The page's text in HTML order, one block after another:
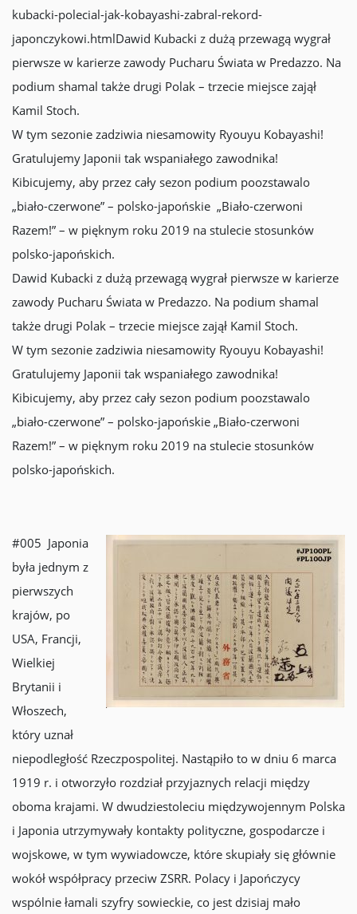
kubacki-polecial-jak-kobayashi-zabral-rekord-
japonczykowi.htmlDawid Kubacki z dużą przewagą wygrał
pierwsze w karierze zawody Pucharu Świata w Predazzo. Na
podium shamal także drugi Polak – trzecie miejsce zajął
Kamil Stoch.
W tym sezonie zadziwia niesamowity Ryouyu Kobayashi!
Gratulujemy Japonii tak wspaniałego zawodnika!
Kibicujemy, aby przez cały sezon podium poozstawalo
„biało-czerwone” – polsko-japońskie „Biało-czerwoni
Razem!” – w pięknym roku 2019 na stulecie stosunków
polsko-japońskich.
Dawid Kubacki z dużą przewagą wygrał pierwsze w karierze
zawody Pucharu Świata w Predazzo. Na podium shamal
także drugi Polak – trzecie miejsce zajął Kamil Stoch.
W tym sezonie zadziwia niesamowity Ryouyu Kobayashi!
Gratulujemy Japonii tak wspaniałego zawodnika!
Kibicujemy, aby przez cały sezon podium poozstawalo
„biało-czerwone” – polsko-japońskie „Biało-czerwoni
Razem!” – w pięknym roku 2019 na stulecie stosunków
polsko-japońskich.
#005 Japonia
była jednym z
pierwszych
krajów, po
USA, Francji,
Wielkiej
Brytanii i
Włoszech,
który uznał
niepodległość Rzeczpospolitej. Nastąpiło to w dniu 6 marca
1919 r. i otworzyło rozdział przyjaznych relacji między
oboma krajami. W dwudziestoleciu międzywojennym Polska
i Japonia utrzymywały kontakty polityczne, gospodarcze i
wojskowe, w tym wywiadowcze, które skupiały się głównie
wokół współpracy przeciw ZSRR. Polacy i Japończycy
wspólnie łamali szyfry sowieckie, co jest dzisiaj mało